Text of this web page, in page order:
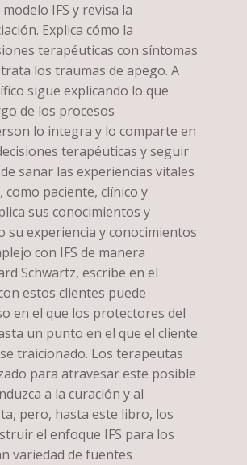
IFS y revisa la
Explica cómo la
terapéuticas con síntomas
los traumas de apego. A
sigue explicando lo que
de los procesos
lo integra y lo comparte en
terapéuticas y seguir
sanar las experiencias vitales
paciente, clínico y
sus conocimientos y
su experiencia y conocimientos
con IFS de manera
Schwartz, escribe en el
estos clientes puede
en el que los protectores del
un punto en el que el cliente
traicionado. Los terapeutas
para atravesar este posible
a la curación y al
pero, hasta este libro, los
el enfoque IFS para los
variedad de fuentes